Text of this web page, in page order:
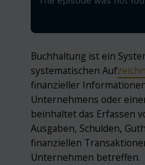
Buchhaltung ist ein
systematischen Auf
finanzieller
Unternehmens oder
beinhaltet das Erfassen
Ausgaben, Schulden,
finanziellen
Unternehmen betreffen.